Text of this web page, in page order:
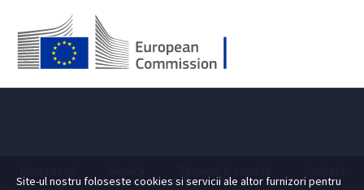
Site-ul nostru foloseste cookies si servicii ale altor furnizori pentru